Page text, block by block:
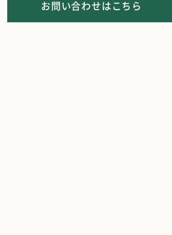
お問い合わせはこちら